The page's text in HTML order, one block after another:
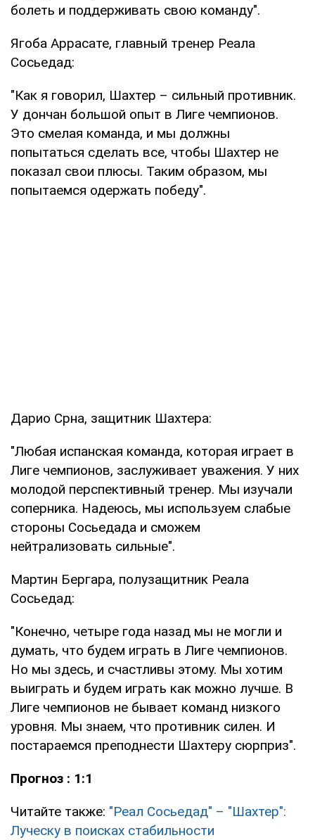
болеть и поддерживать свою команду".
Ягоба Аррасате, главный тренер Реала
Сосьедад:
"Как я говорил, Шахтер – сильный противник.
У дончан большой опыт в Лиге чемпионов.
Это смелая команда, и мы должны
попытаться сделать все, чтобы Шахтер не
показал свои плюсы. Таким образом, мы
попытаемся одержать победу".
Дарио Срна, защитник Шахтера:
"Любая испанская команда, которая играет в
Лиге чемпионов, заслуживает уважения. У них
молодой перспективный тренер. Мы изучали
соперника. Надеюсь, мы используем слабые
стороны Сосьедада и сможем
нейтрализовать сильные".
Мартин Бергара, полузащитник Реала
Сосьедад:
"Конечно, четыре года назад мы не могли и
думать, что будем играть в Лиге чемпионов.
Но мы здесь, и счастливы этому. Мы хотим
выиграть и будем играть как можно лучше. В
Лиге чемпионов не бывает команд низкого
уровня. Мы знаем, что противник силен. И
постараемся преподнести Шахтеру сюрприз".
Прогноз : 1:1
Читайте также: "Реал Сосьедад" – "Шахтер":
Луческу в поисках стабильности